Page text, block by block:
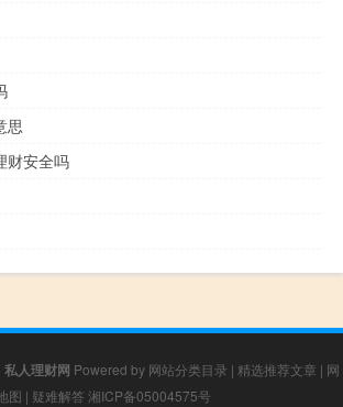
思
财安全吗
私人理财网 Powered by 网站分类目录 | 精选推荐文章 | 网
图 | 疑难解答 湘ICP备05004575号